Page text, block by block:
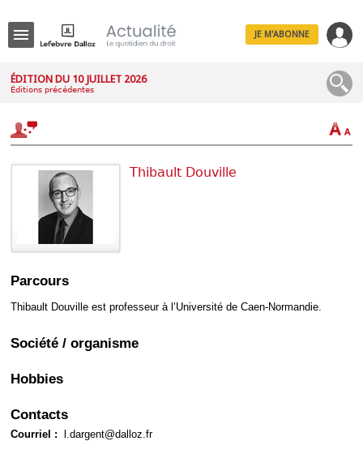
JE M'ABONNE
ÉDITION DU 10 JUILLET 2026
Éditions précédentes
Thibault Douville
Parcours
Thibault Douville est professeur à l’Université de Caen-Normandie.
Société / organisme
Hobbies
Contacts
Courriel : l.dargent@dalloz.fr